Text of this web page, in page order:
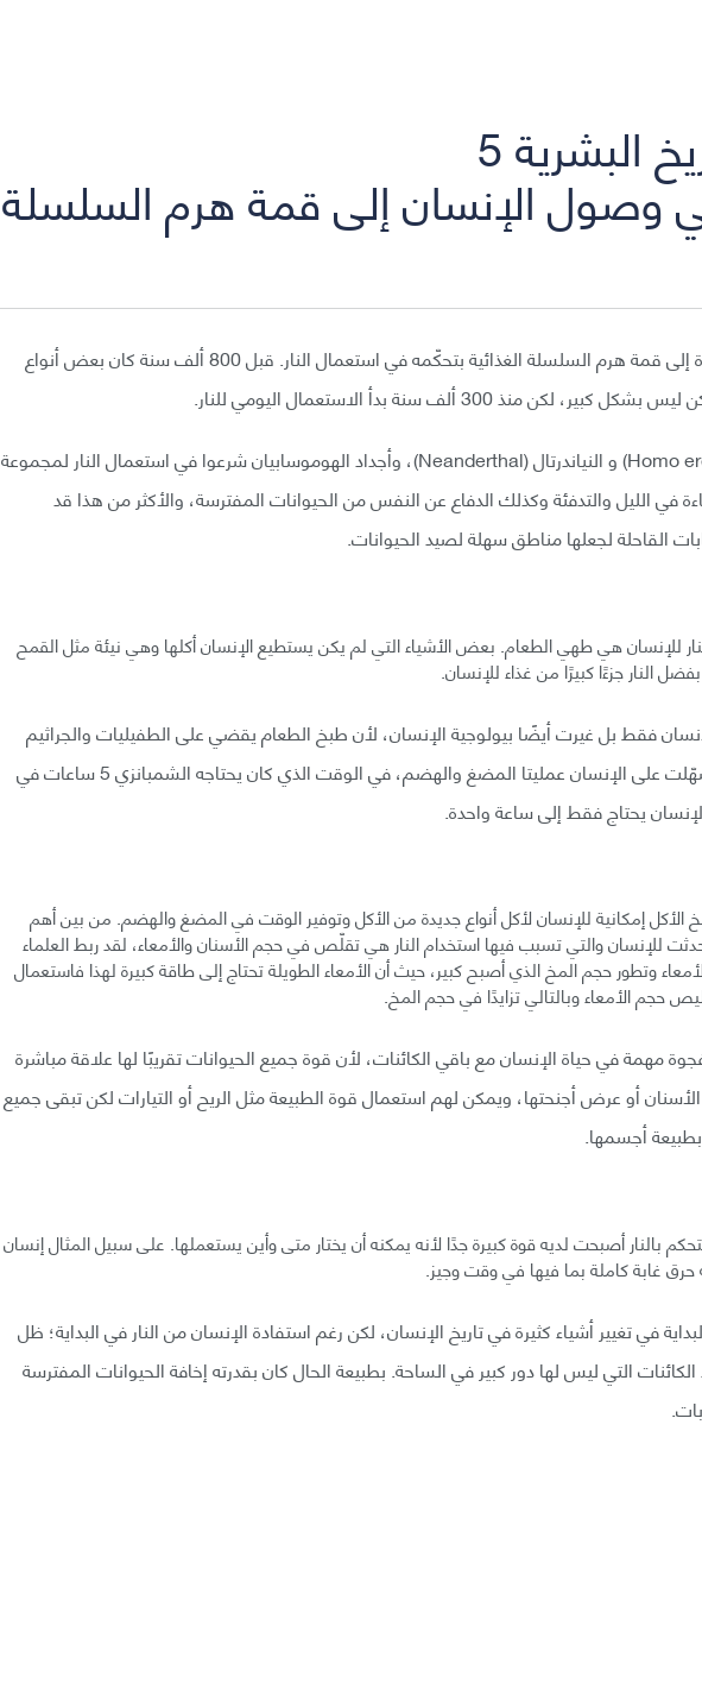
البشرية 5
في وصول الإنسان إلى قمة هرم السلسلة
خطا الإنسان خطوة كبيرة إلى قمة هرم السلسلة الغذائية بتحكّمه في استعمال النار. قبل 800 ألف سنة كان بعض أنواع
منذ 300 ألف سنة بدأ الاستعمال اليومي للنار.
هومو إيريكتوس (Homo erectus) و النياندرتال (Neanderthal)، وأجداد الهوموسابيان شرعوا في استعمال النار لمجموعة
في الليل والتدفئة وكذلك الدفاع عن النفس من الحيوانات المفترسة، والأكثر من هذا قد
القاحلة لجعلها مناطق سهلة لصيد الحيوانات.
للإنسان هي طهي الطعام. بعض الأشياء التي لم يكن يستطيع الإنسان أكلها وهي نيئة مثل القمح
النار جزءًا كبيرًا من غذاء للإنسان.
فقط بل غيرت أيضًا بيولوجية الإنسان، لأن طبخ الطعام يقضي على الطفيليات والجراثيم
التي توجد في الأكل، وسهّلت على الإنسان عمليتا المضغ والهضم، في الوقت الذي كان يحتاجه الشمبانزي 5 ساعات في
يحتاج فقط إلى ساعة واحدة.
الأكل إمكانية للإنسان لأكل أنواع جديدة من الأكل وتوفير الوقت في المضغ والهضم. من بين أهم
حدثت للإنسان والتي تسبب فيها استخدام النار هي تقلّص في حجم الأسنان والأمعاء، لقد ربط العلماء
وتطور حجم المخ الذي أصبح كبير، حيث أن الأمعاء الطويلة تحتاج إلى طاقة كبيرة لهذا فاستعمال
حجم الأمعاء وبالتالي تزايدًا في حجم المخ.
مهمة في حياة الإنسان مع باقي الكائنات، لأن قوة جميع الحيوانات تقريبًا لها علاقة مباشرة
أو عرض أجنحتها، ويمكن لهم استعمال قوة الطبيعة مثل الريح أو التيارات لكن تبقى جميع
أجسمها.
بالنار أصبحت لديه قوة كبيرة جدًا لأنه يمكنه أن يختار متى وأين يستعملها. على سبيل المثال إنسان
حرق غابة كاملة بما فيها في وقت وجيز.
في تغيير أشياء كثيرة في تاريخ الإنسان، لكن رغم استفادة الإنسان من النار في البداية؛ ظل
سنة أحد الكائنات التي ليس لها دور كبير في الساحة. بطبيعة الحال كان بقدرته إخافة الحيوانات المفترسة